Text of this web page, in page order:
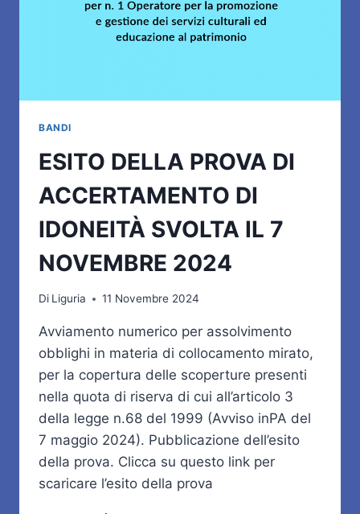
BANDI
ESITO DELLA PROVA DI
ACCERTAMENTO DI
IDONEITÀ SVOLTA IL 7
NOVEMBRE 2024
Di Liguria 11 Novembre 2024
Avviamento numerico per assolvimento
obblighi in materia di collocamento mirato,
per la copertura delle scoperture presenti
nella quota di riserva di cui all’articolo 3
della legge n.68 del 1999 (Avviso inPA del
7 maggio 2024). Pubblicazione dell’esito
della prova. Clicca su questo link per
scaricare l’esito della prova